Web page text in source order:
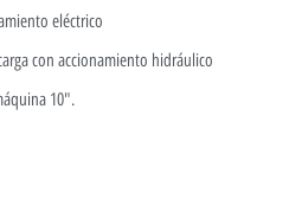
eléctrico
con accionamiento hidráulico
10".